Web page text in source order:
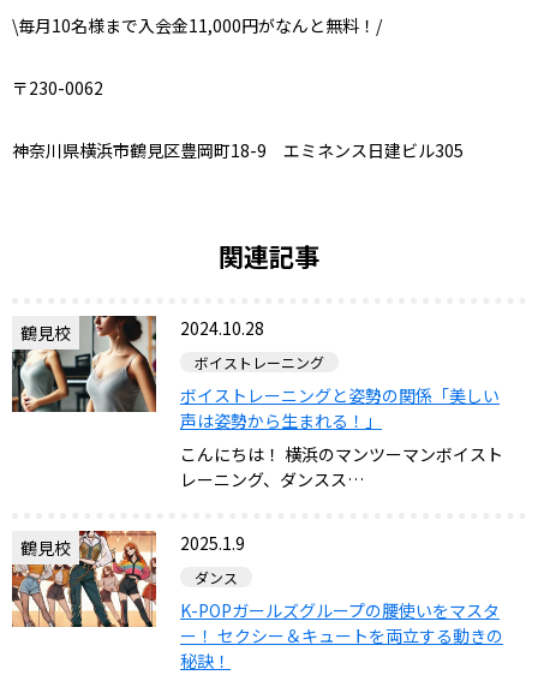
\毎月10名様まで入会金11,000円がなんと無料！/
〒230-0062
神奈川県横浜市鶴見区豊岡町18-9 エミネンス日建ビル305
関連記事
鶴見校 2024.10.28
ボイストレーニング
ボイストレーニングと姿勢の関係「美しい
声は姿勢から生まれる！」
こんにちは！ 横浜のマンツーマンボイスト
レーニング、ダンスス…
鶴見校 2025.1.9
ダンス
K-POPガールズグループの腰使いをマスタ
ー！ セクシー＆キュートを両立する動きの
秘訣！